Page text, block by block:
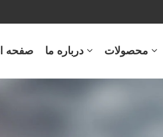
صفحه درباره ما محصولات